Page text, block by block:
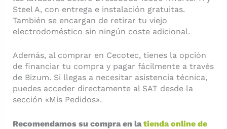
Steel A, con entrega e instalación gratuitas.
También se encargan de retirar tu viejo
electrodoméstico sin ningún coste adicional.
Además, al comprar en Cecotec, tienes la opción
de financiar tu compra y pagar fácilmente a través
de Bizum. Si llegas a necesitar asistencia técnica,
puedes acceder directamente al SAT desde la
sección «Mis Pedidos».
Recomendamos su compra en latienda online de